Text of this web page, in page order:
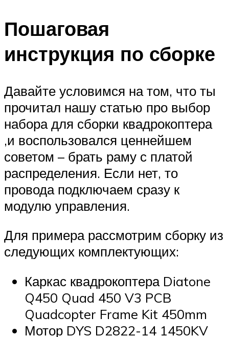
Пошаговая
инструкция по сборке
Давайте условимся на том, что ты
прочитал нашу статью про выбор
набора для сборки квадрокоптера
,и воспользовался ценнейшем
советом – брать раму с платой
распределения. Если нет, то
провода подключаем сразу к
модулю управления.
Для примера рассмотрим сборку из
следующих комплектующих:
Каркас квадрокоптера Diatone
Q450 Quad 450 V3 PCB
Quadcopter Frame Kit 450mm
Мотор DYS D2822-14 1450KV